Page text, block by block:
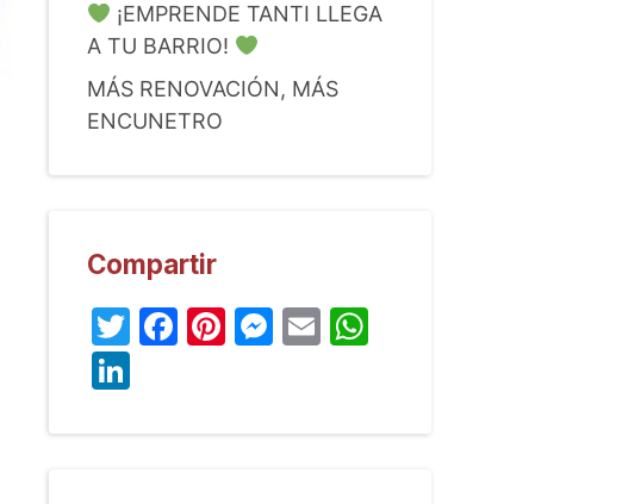
¡EMPRENDE TANTI LLEGA
A TU BARRIO!
MÁS RENOVACIÓN, MÁS
ENCUNETRO
Compartir
Twitter
Facebook
Pinterest
Messenger
EmailWhatsApp
LinkedIn